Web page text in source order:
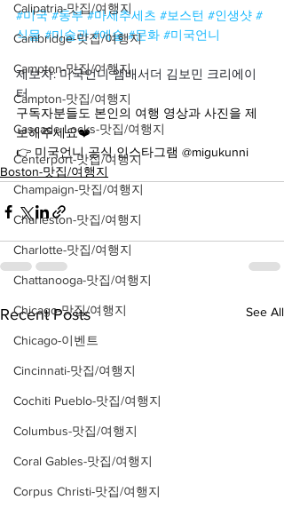
Calipatria-맛집/여행지
Cambridge-맛집/여행지
Campton-맛집/여행지
Campton-맛집/여행지
Cascade Locks-맛집/여행지
Centerport-맛집/여행지
Champaign-맛집/여행지
Charleston-맛집/여행지
Charlotte-맛집/여행지
Chattanooga-맛집/여행지
Chicago-맛집/여행지
Chicago-이벤트
Cincinnati-맛집/여행지
Cochiti Pueblo-맛집/여행지
Columbus-맛집/여행지
Coral Gables-맛집/여행지
Corpus Christi-맛집/여행지
#미국 #동부 #마세추세츠 #보스턴 #인생샷 #
식물 #미술관 #예술 #문화 #미국언니
제보자: 미국언니 앰배서더 김보민 크리에이
터
구독자분들도 본인의 여행 영상과 사진을 제
보해주세요❤️
👉 미국언니 공식 인스타그램 @migukunni
Boston-맛집/여행지
Recent Posts See All